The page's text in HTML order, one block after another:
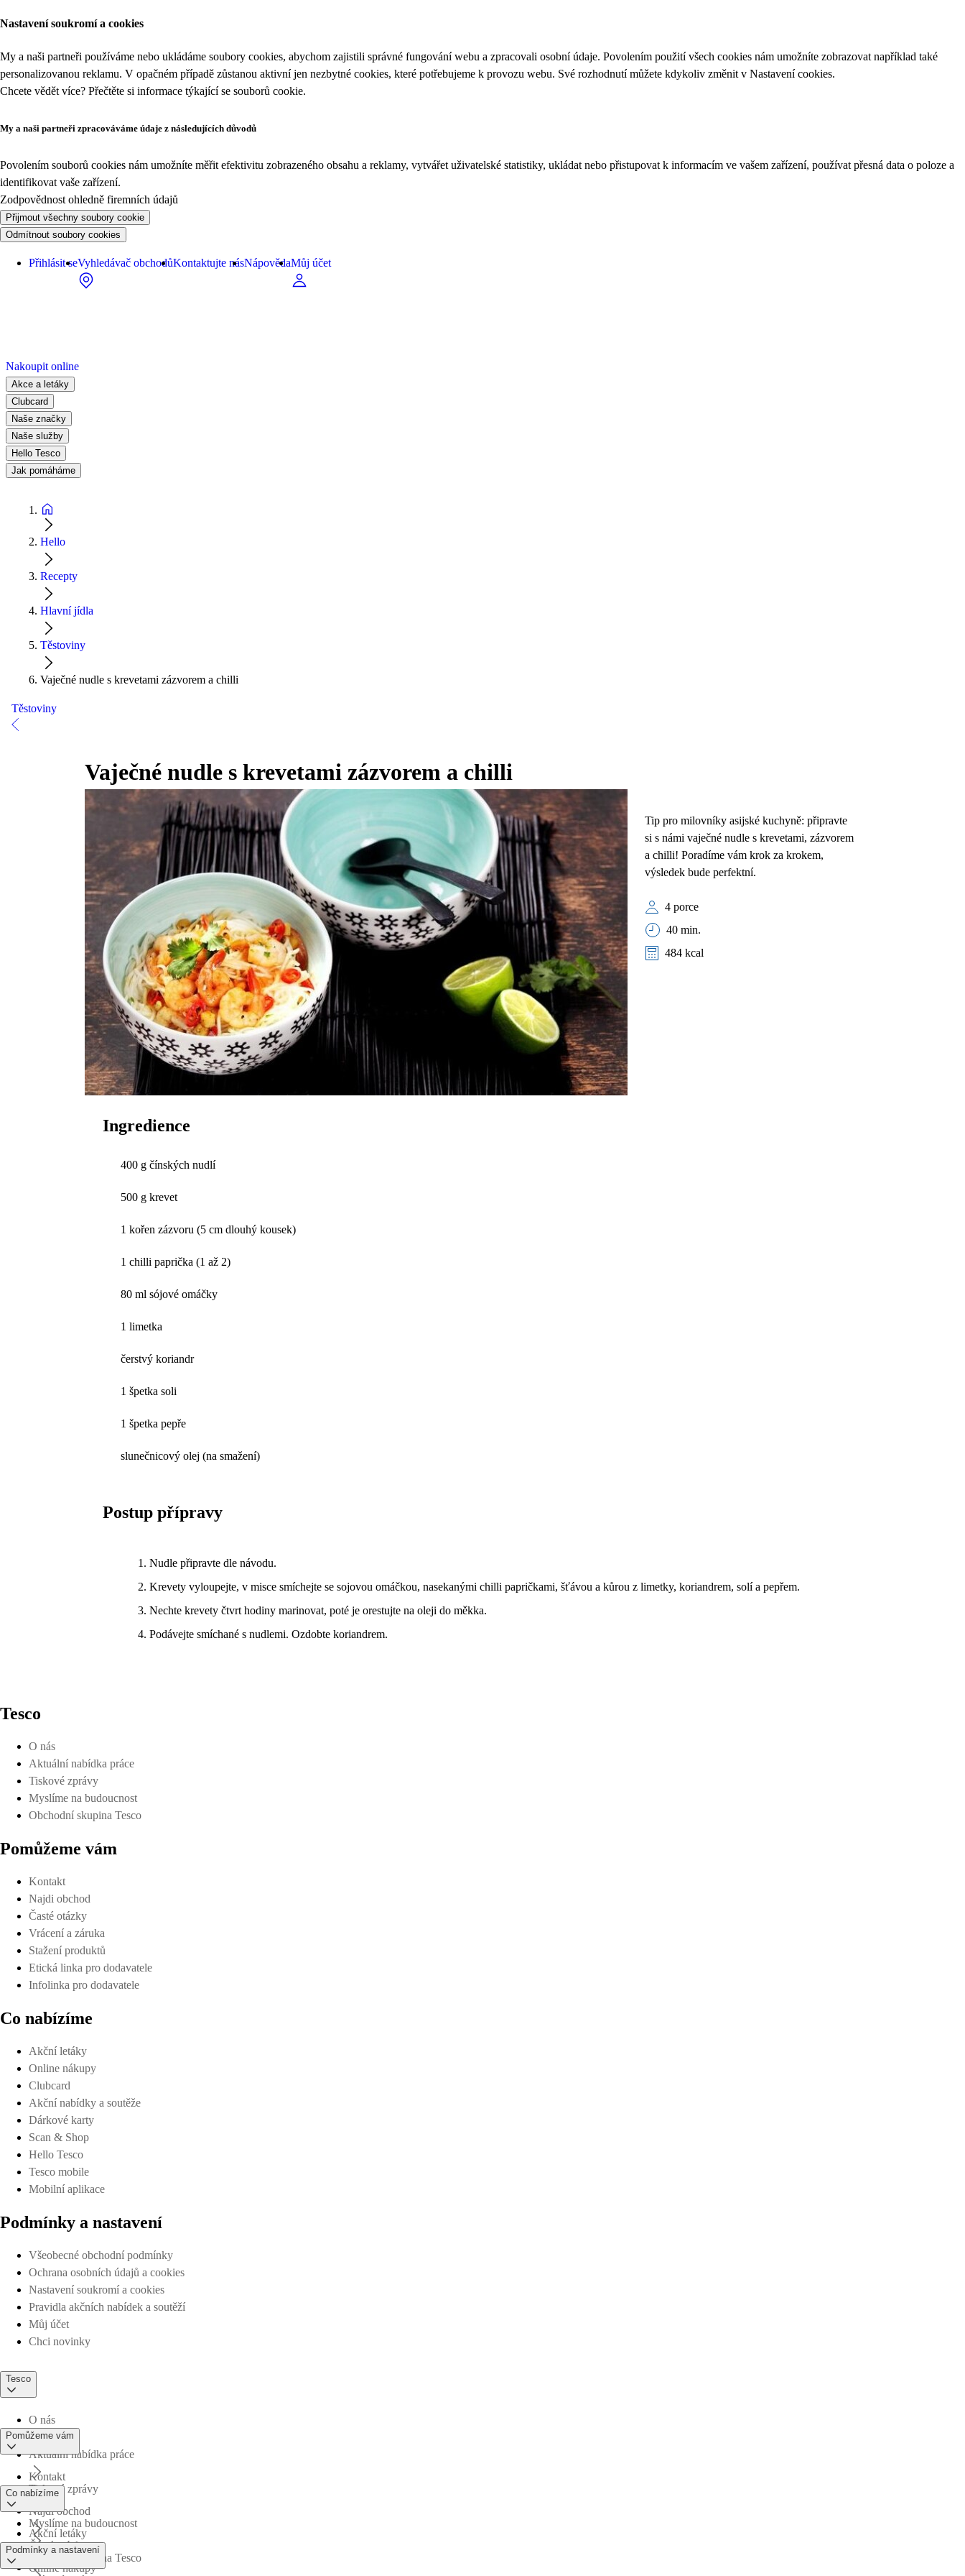
Nastavení soukromí a cookies
My a naši partneři používáme nebo ukládáme soubory cookies, abychom zajistili správné fungování webu a zpracovali osobní údaje. Povolením použití všech cookies nám umožníte zobrazovat například také
personalizovanou reklamu. V opačném případě zůstanou aktivní jen nezbytné cookies, které potřebujeme k provozu webu. Své rozhodnutí můžete kdykoliv změnit v Nastavení cookies.
Chcete vědět více? Přečtěte si informace týkající se souborů cookie.
My a naši partneři zpracováváme údaje z následujících důvodů
Povolením souborů cookies nám umožníte měřit efektivitu zobrazeného obsahu a reklamy, vytvářet uživatelské statistiky, ukládat nebo přistupovat k informacím ve vašem zařízení, používat přesná data o poloze a
identifikovat vaše zařízení.
Zodpovědnost ohledně firemních údajů
Přijmout všechny soubory cookie
Odmítnout soubory cookies
Přihlásit seVyhledávač obchodůKontaktujte násNápovědaMůj účet
Nakoupit online
Akce a letáky
Clubcard
Naše značky
Naše služby
Hello Tesco
Jak pomáháme
Hello
Recepty
Hlavní jídla
Těstoviny
Vaječné nudle s krevetami zázvorem a chilli
Těstoviny
Vaječné nudle s krevetami zázvorem a chilli
Tip pro milovníky asijské kuchyně: připravte
si s námi vaječné nudle s krevetami, zázvorem
a chilli! Poradíme vám krok za krokem,
výsledek bude perfektní.
4 porce
40 min.
484 kcal
Ingredience
400 g čínských nudlí
500 g krevet
1 kořen zázvoru (5 cm dlouhý kousek)
1 chilli paprička (1 až 2)
80 ml sójové omáčky
1 limetka
čerstvý koriandr
1 špetka soli
1 špetka pepře
slunečnicový olej (na smažení)
Postup přípravy
Nudle připravte dle návodu.
Krevety vyloupejte, v misce smíchejte se sojovou omáčkou, nasekanými chilli papričkami, šťávou a kůrou z limetky, koriandrem, solí a pepřem.
Nechte krevety čtvrt hodiny marinovat, poté je orestujte na oleji do měkka.
Podávejte smíchané s nudlemi. Ozdobte koriandrem.
Tesco
O nás
Aktuální nabídka práce
Tiskové zprávy
Myslíme na budoucnost
Obchodní skupina Tesco
Pomůžeme vám
Kontakt
Najdi obchod
Časté otázky
Vrácení a záruka
Stažení produktů
Etická linka pro dodavatele
Infolinka pro dodavatele
Co nabízíme
Akční letáky
Online nákupy
Clubcard
Akční nabídky a soutěže
Dárkové karty
Scan & Shop
Hello Tesco
Tesco mobile
Mobilní aplikace
Podmínky a nastavení
Všeobecné obchodní podmínky
Ochrana osobních údajů a cookies
Nastavení soukromí a cookies
Pravidla akčních nabídek a soutěží
Můj účet
Chci novinky
Tesco
O nás
Aktuální nabídka práce
Tiskové zprávy
Myslíme na budoucnost
Obchodní skupina Tesco
Pomůžeme vám
Kontakt
Najdi obchod
Časté otázky
Co nabízíme
Akční letáky
Online nákupy
Podmínky a nastavení